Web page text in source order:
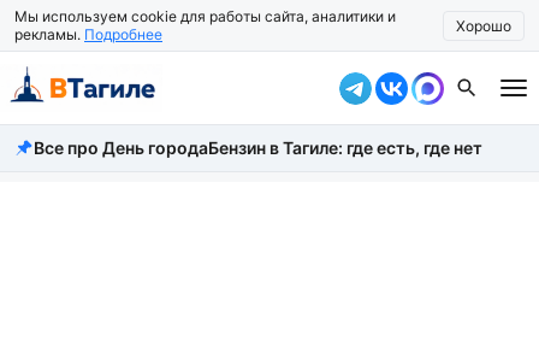
Мы используем cookie для работы сайта, аналитики и
рекламы. Подробнее Хорошо
Все новости
Все про День городаБензин в Тагиле: где есть, где нет